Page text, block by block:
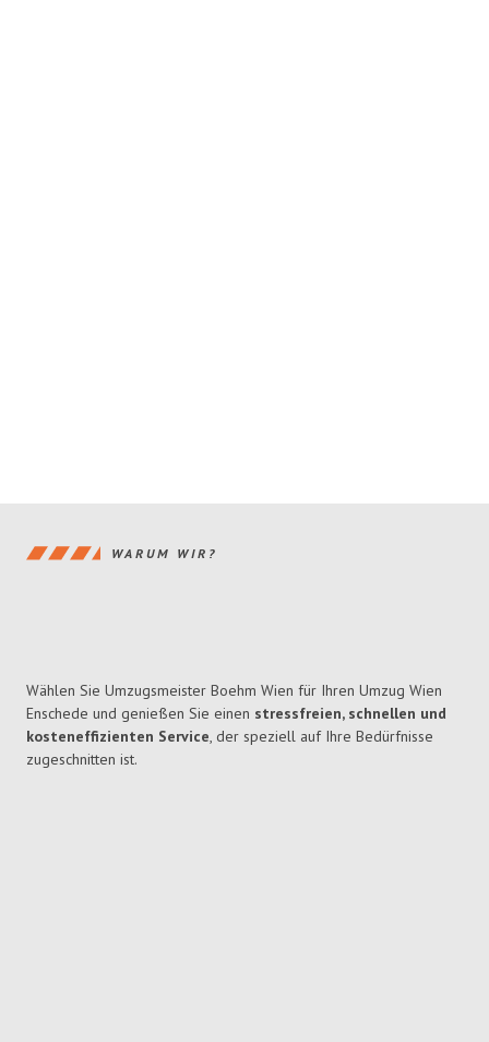
WARUM WIR?
Wählen Sie Umzugsmeister Boehm Wien für Ihren Umzug Wien
Enschede und genießen Sie einen stressfreien, schnellen und
kosteneffizienten Service, der speziell auf Ihre Bedürfnisse
zugeschnitten ist.